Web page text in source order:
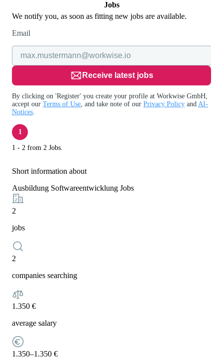
Jobs
We notify you, as soon as fitting new jobs are available.
Email
Receive latest jobs
By clicking on 'Register' you create your profile at Workwise GmbH,
accept our Terms of Use, and take note of our Privacy Policy and AI-
Notices.
1
1 - 2 from 2 Jobs.
Short information about
Ausbildung Softwareentwicklung Jobs
2
jobs
2
companies searching
1.350 €
average salary
1.350–1.350 €